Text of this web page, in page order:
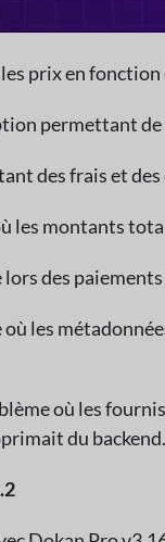
prix en
permettant
des frais et
montants
des
les
où les
du backend.